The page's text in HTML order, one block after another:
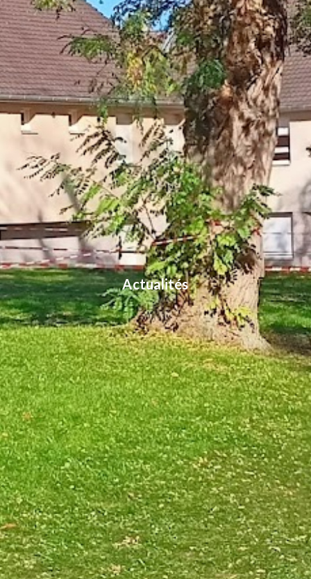
Actualités